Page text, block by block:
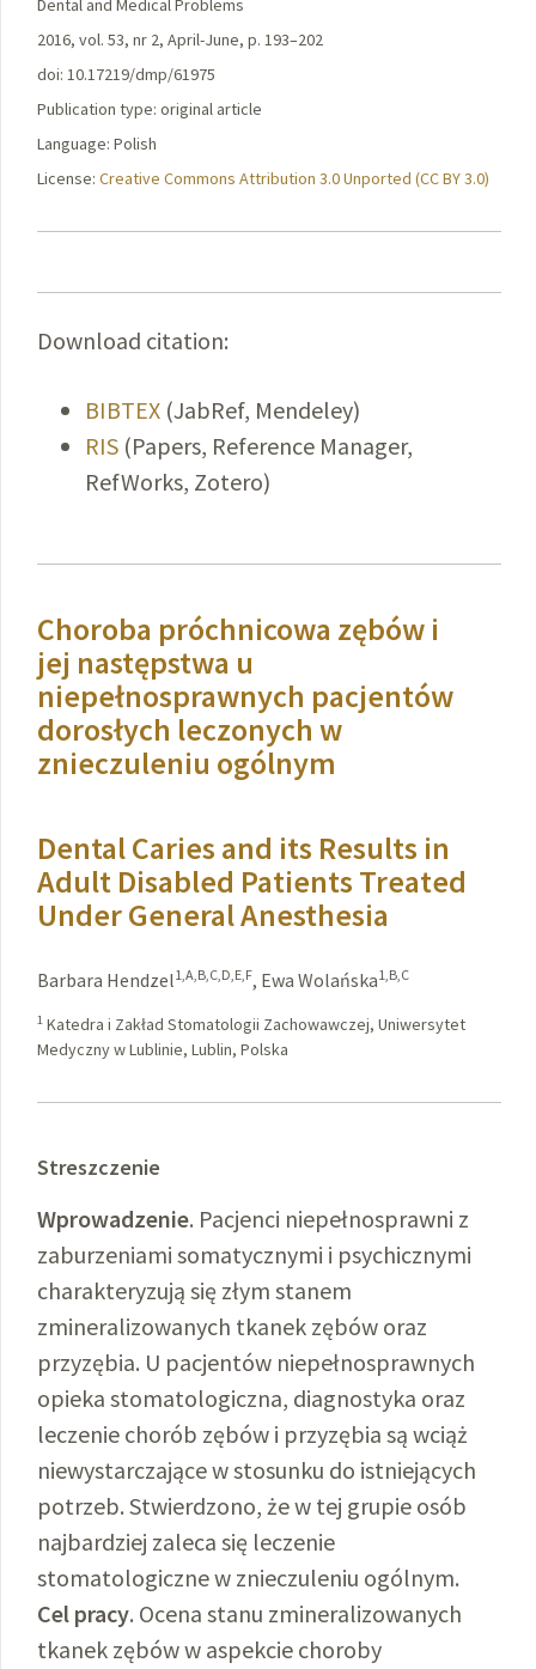
Dental and Medical Problems
2016, vol. 53, nr 2, April-June, p. 193–202
doi: 10.17219/dmp/61975
Publication type: original article
Language: Polish
License: Creative Commons Attribution 3.0 Unported (CC BY 3.0)
Download citation:
BIBTEX (JabRef, Mendeley)
RIS (Papers, Reference Manager,
RefWorks, Zotero)
Choroba próchnicowa zębów i
jej następstwa u
niepełnosprawnych pacjentów
dorosłych leczonych w
znieczuleniu ogólnym
Dental Caries and its Results in
Adult Disabled Patients Treated
Under General Anesthesia
Barbara Hendzel1,A,B,C,D,E,F, Ewa Wolańska1,B,C
1 Katedra i Zakład Stomatologii Zachowawczej, Uniwersytet
Medyczny w Lublinie, Lublin, Polska
Streszczenie
Wprowadzenie. Pacjenci niepełnosprawni z
zaburzeniami somatycznymi i psychicznymi
charakteryzują się złym stanem
zmineralizowanych tkanek zębów oraz
przyzębia. U pacjentów niepełnosprawnych
opieka stomatologiczna, diagnostyka oraz
leczenie chorób zębów i przyzębia są wciąż
niewystarczające w stosunku do istniejących
potrzeb. Stwierdzono, że w tej grupie osób
najbardziej zaleca się leczenie
stomatologiczne w znieczuleniu ogólnym.
Cel pracy. Ocena stanu zmineralizowanych
tkanek zębów w aspekcie choroby